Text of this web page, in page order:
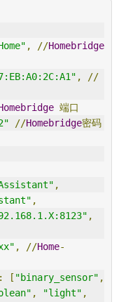
, //Homebridge
,
//
端口
//Homebridge密码
,
,
,
, //Home-
: [ "binary_sensor" ,
, "light" ,